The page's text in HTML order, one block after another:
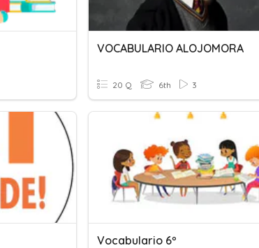
VOCABULARIO ALOJOMORA
20 Q 6th 3
Vocabulario 6º